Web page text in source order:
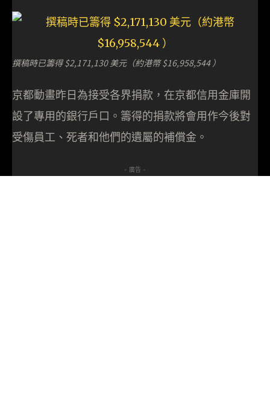
撰稿時已籌得 $2,171,130 美元（約港幣 $16,958,544 ）
京都動畫昨日為接受各界捐款，在京都信用金庫開
設了專用的銀行戶口。籌得的捐款將會用作今後對
受傷員工、死者和他們的遺屬的補償金。
- 廣告 -